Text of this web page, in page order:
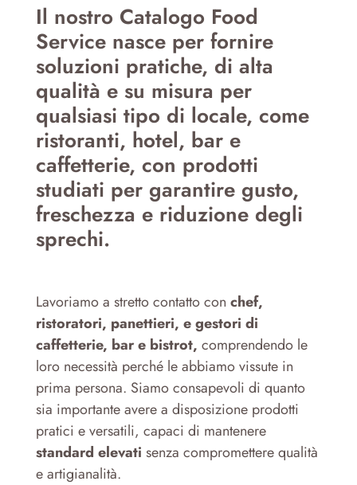
Il nostro Catalogo Food
Service nasce per fornire
soluzioni pratiche, di alta
qualità e su misura per
qualsiasi tipo di locale, come
ristoranti, hotel, bar e
caffetterie, con prodotti
studiati per garantire gusto,
freschezza e riduzione degli
sprechi.
Lavoriamo a stretto contatto con chef,
ristoratori, panettieri, e gestori di
caffetterie, bar e bistrot, comprendendo le
loro necessità perché le abbiamo vissute in
prima persona. Siamo consapevoli di quanto
sia importante avere a disposizione prodotti
pratici e versatili, capaci di mantenere
standard elevati senza compromettere qualità
e artigianalità.